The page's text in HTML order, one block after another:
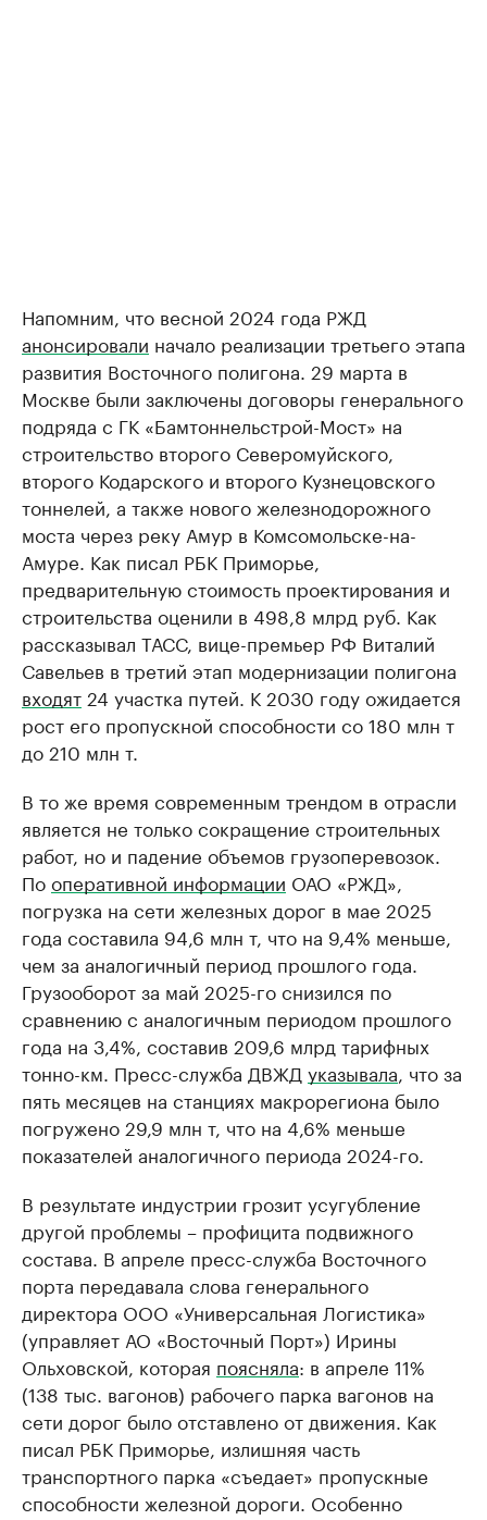
Напомним, что весной 2024 года РЖД
анонсировали начало реализации третьего этапа
развития Восточного полигона. 29 марта в
Москве были заключены договоры генерального
подряда с ГК «Бамтоннельстрой-Мост» на
строительство второго Северомуйского,
второго Кодарского и второго Кузнецовского
тоннелей, а также нового железнодорожного
моста через реку Амур в Комсомольске-на-
Амуре. Как писал РБК Приморье,
предварительную стоимость проектирования и
строительства оценили в 498,8 млрд руб. Как
рассказывал ТАСС, вице-премьер РФ Виталий
Савельев в третий этап модернизации полигона
входят 24 участка путей. К 2030 году ожидается
рост его пропускной способности со 180 млн т
до 210 млн т.
В то же время современным трендом в отрасли
является не только сокращение строительных
работ, но и падение объемов грузоперевозок.
Пооперативной информации ОАО «РЖД»,
погрузка на сети железных дорог в мае 2025
года составила 94,6 млн т, что на 9,4% меньше,
чем за аналогичный период прошлого года.
Грузооборот за май 2025-го снизился по
сравнению с аналогичным периодом прошлого
года на 3,4%, составив 209,6 млрд тарифных
тонно-км. Пресс-служба ДВЖД указывала , что за
пять месяцев на станциях макрорегиона было
погружено 29,9 млн т, что на 4,6% меньше
показателей аналогичного периода 2024-го.
В результате индустрии грозит усугубление
другой проблемы – профицита подвижного
состава. В апреле пресс-служба Восточного
порта передавала слова генерального
директора ООО «Универсальная Логистика»
(управляет АО «Восточный Порт») Ирины
Ольховской, которая поясняла: в апреле 11%
(138 тыс. вагонов) рабочего парка вагонов на
сети дорог было отставлено от движения. Как
писал РБК Приморье, излишняя часть
транспортного парка «съедает» пропускные
способности железной дороги. Особенно